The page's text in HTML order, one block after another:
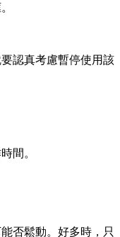
認真考慮暫停使用該
間。
否鬆動。好多時，只